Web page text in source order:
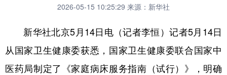
全球连线
科技 科创 量子 体育
文化 书画 健康 军事
2026-05-15 10:25:29 来源：新华社
新华社北京5月14日电（记者李恒）记者5月14日
从国家卫生健康委获悉，国家卫生健康委联合国家中
医药局制定了《家庭病床服务指南（试行）》，明确